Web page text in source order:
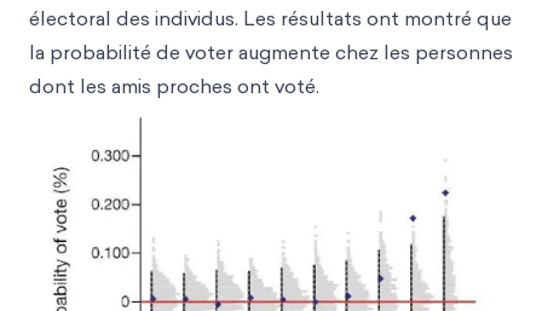
électoral des individus. Les résultats ont montré que
la probabilité de voter augmente chez les personnes
dont les amis proches ont voté.